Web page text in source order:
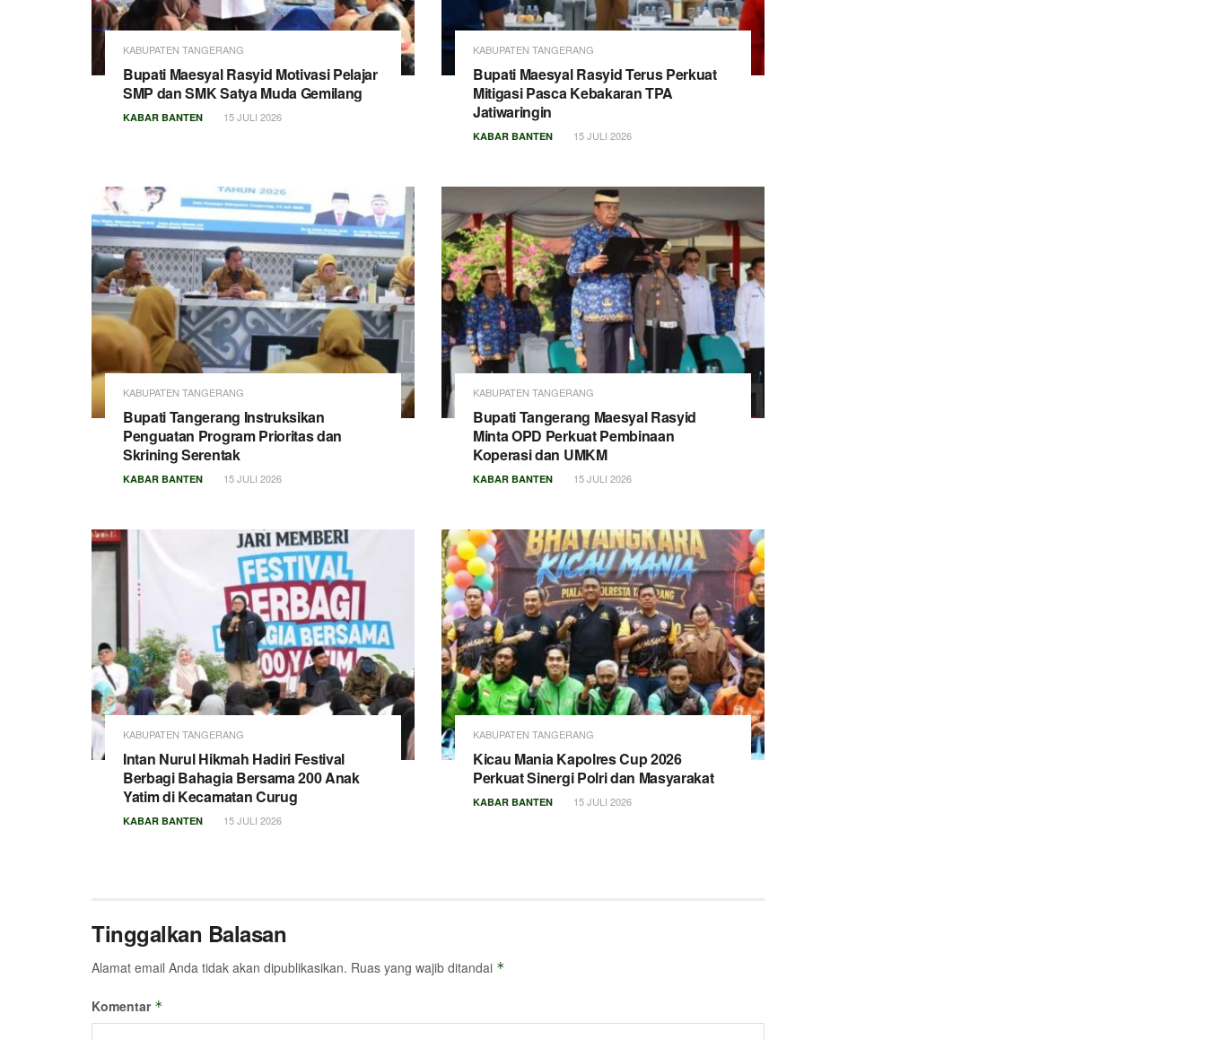
KABUPATEN TANGERANG
Bupati Maesyal Rasyid Motivasi Pelajar
SMP dan SMK Satya Muda Gemilang
KABAR BANTEN 15 JULI 2026
KABUPATEN TANGERANG
Bupati Maesyal Rasyid Terus Perkuat
Mitigasi Pasca Kebakaran TPA
Jatiwaringin
KABAR BANTEN 15 JULI 2026
KABUPATEN TANGERANG
Bupati Tangerang Instruksikan
Penguatan Program Prioritas dan
Skrining Serentak
KABAR BANTEN 15 JULI 2026
KABUPATEN TANGERANG
Bupati Tangerang Maesyal Rasyid
Minta OPD Perkuat Pembinaan
Koperasi dan UMKM
KABAR BANTEN 15 JULI 2026
KABUPATEN TANGERANG
Intan Nurul Hikmah Hadiri Festival
Berbagi Bahagia Bersama 200 Anak
Yatim di Kecamatan Curug
KABAR BANTEN 15 JULI 2026
KABUPATEN TANGERANG
Kicau Mania Kapolres Cup 2026
Perkuat Sinergi Polri dan Masyarakat
KABAR BANTEN 15 JULI 2026
Tinggalkan Balasan
Alamat email Anda tidak akan dipublikasikan. Ruas yang wajib ditandai *
Komentar *